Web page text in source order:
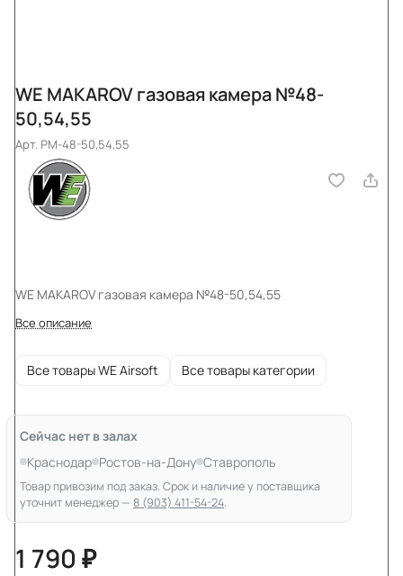
WE MAKAROV газовая камера №48-
50,54,55
Арт. PM-48-50,54,55
WE MAKAROV газовая камера №48-50,54,55
Все описание
Все товары WE Airsoft Все товары категории
Сейчас нет в залах
Краснодар Ростов-на-Дону Ставрополь
Товар привозим под заказ. Срок и наличие у поставщика
уточнит менеджер — 8 (903) 411-54-24.
1 790 ₽